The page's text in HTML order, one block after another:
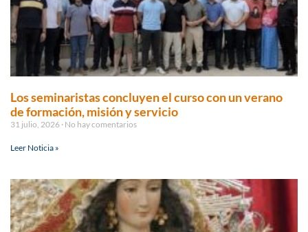
Los seminaristas concluyen el curso con un verano
de formación, misión y servicio
31 julio, 2026 No hay comentarios
Leer Noticia »